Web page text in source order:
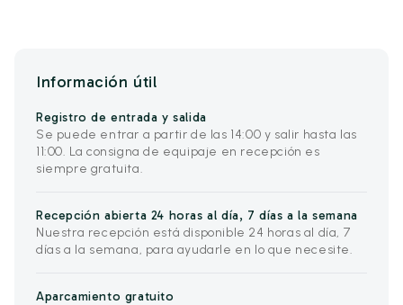
Información útil
Registro de entrada y salida
Se puede entrar a partir de las 14:00 y salir hasta las
11:00. La consigna de equipaje en recepción es
siempre gratuita.
Recepción abierta 24 horas al día, 7 días a la semana
Nuestra recepción está disponible 24 horas al día, 7
días a la semana, para ayudarle en lo que necesite.
Aparcamiento gratuito